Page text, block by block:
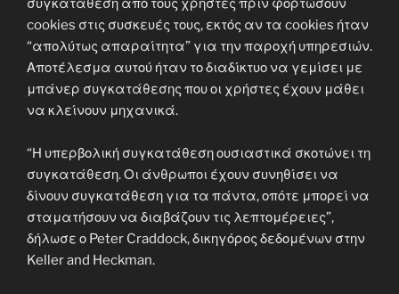
συγκατάθεση από τους χρήστες πριν φορτώσουν
cookies στις συσκευές τους, εκτός αν τα cookies ήταν
“απολύτως απαραίτητα” για την παροχή υπηρεσιών.
Αποτέλεσμα αυτού ήταν το διαδίκτυο να γεμίσει με
μπάνερ συγκατάθεσης που οι χρήστες έχουν μάθει
να κλείνουν μηχανικά.
“Η υπερβολική συγκατάθεση ουσιαστικά σκοτώνει τη
συγκατάθεση. Οι άνθρωποι έχουν συνηθίσει να
δίνουν συγκατάθεση για τα πάντα, οπότε μπορεί να
σταματήσουν να διαβάζουν τις λεπτομέρειες”,
δήλωσε ο Peter Craddock, δικηγόρος δεδομένων στην
Keller and Heckman.